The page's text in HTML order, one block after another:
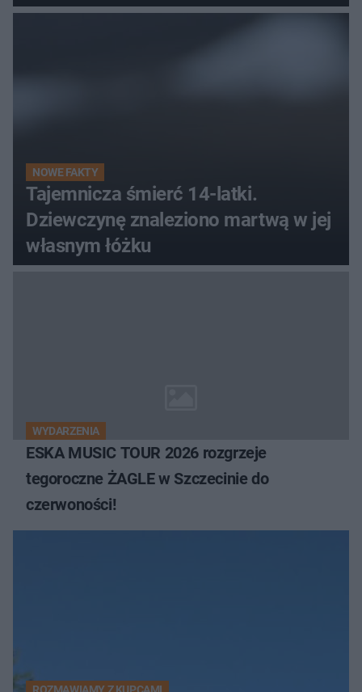
pielgrzym
NOWE FAKTY
Tajemnicza śmierć 14-latki.
Dziewczynę znaleziono martwą w jej
własnym łóżku
WYDARZENIA
ESKA MUSIC TOUR 2026 rozgrzeje
tegoroczne ŻAGLE w Szczecinie do
czerwoności!